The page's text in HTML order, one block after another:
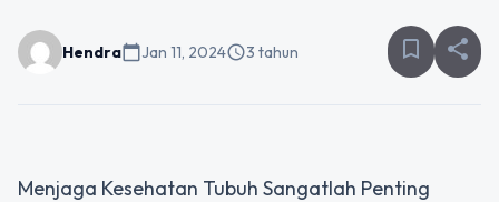
Hendracalendar_todayJan 11, 2024schedule3 tahun bookmark_border share
Menjaga Kesehatan Tubuh Sangatlah Penting